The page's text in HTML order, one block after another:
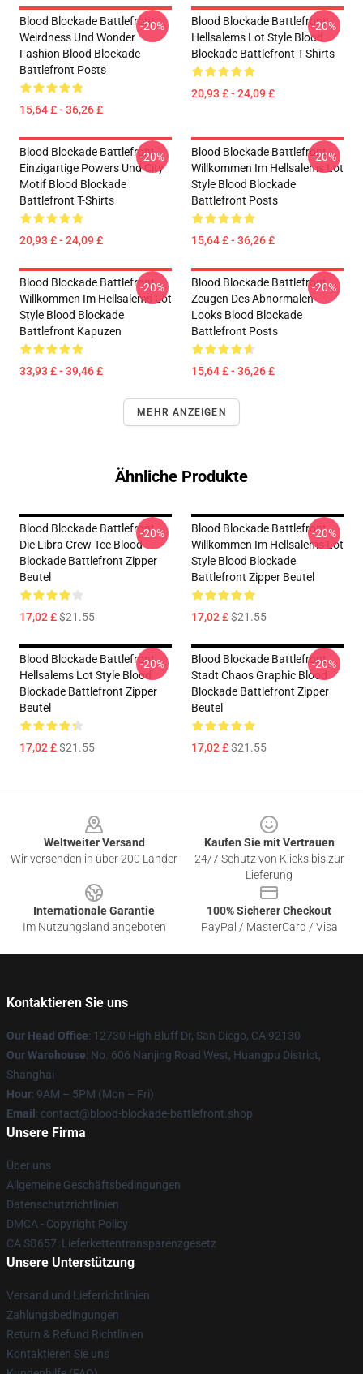
Blood Blockade Battlefront
Weirdness Und Wonder
Fashion Blood Blockade
Battlefront Posts
15,64 £ - 36,26 £
-20%
Blood Blockade Battlefront
Hellsalems Lot Style Blood
Blockade Battlefront T-Shirts
20,93 £ - 24,09 £
-20%
Blood Blockade Battlefront
Einzigartige Powers Und City
Motif Blood Blockade
Battlefront T-Shirts
20,93 £ - 24,09 £
-20%
Blood Blockade Battlefront
Willkommen Im Hellsalems Lot
Style Blood Blockade
Battlefront Posts
15,64 £ - 36,26 £
-20%
Blood Blockade Battlefront
Willkommen Im Hellsalems Lot
Style Blood Blockade
Battlefront Kapuzen
33,93 £ - 39,46 £
-20%
Blood Blockade Battlefront
Zeugen Des Abnormalen
Looks Blood Blockade
Battlefront Posts
15,64 £ - 36,26 £
-20%
MEHR ANZEIGEN
Ähnliche Produkte
Blood Blockade Battlefront
Die Libra Crew Tee Blood
Blockade Battlefront Zipper
Beutel
17,02 £$21.55
-20%
Blood Blockade Battlefront
Willkommen Im Hellsalems Lot
Style Blood Blockade
Battlefront Zipper Beutel
17,02 £$21.55
-20%
Blood Blockade Battlefront
Hellsalems Lot Style Blood
Blockade Battlefront Zipper
Beutel
17,02 £$21.55
-20%
Blood Blockade Battlefront
Stadt Chaos Graphic Blood
Blockade Battlefront Zipper
Beutel
17,02 £$21.55
-20%
Weltweiter Versand
Wir versenden in über 200 Länder
Kaufen Sie mit Vertrauen
24/7 Schutz von Klicks bis zur
Lieferung
Internationale Garantie
Im Nutzungsland angeboten
100% Sicherer Checkout
PayPal / MasterCard / Visa
Kontaktieren Sie uns
Our Head Office: 12730 High Bluff Dr, San Diego, CA 92130
Our Warehouse: No. 606 Nanjing Road West, Huangpu District,
Shanghai
Hour: 9AM – 5PM (Mon – Fri)
Email : contact@blood-blockade-battlefront.shop
Unsere Firma
Über uns
Allgemeine Geschäftsbedingungen
Datenschutzrichtlinien
DMCA - Copyright Policy
CA SB657: Lieferkettentransparenzgesetz
Unsere Unterstützung
Versand und Lieferrichtlinien
Zahlungsbedingungen
Return & Refund Richtlinien
Kontaktieren Sie uns